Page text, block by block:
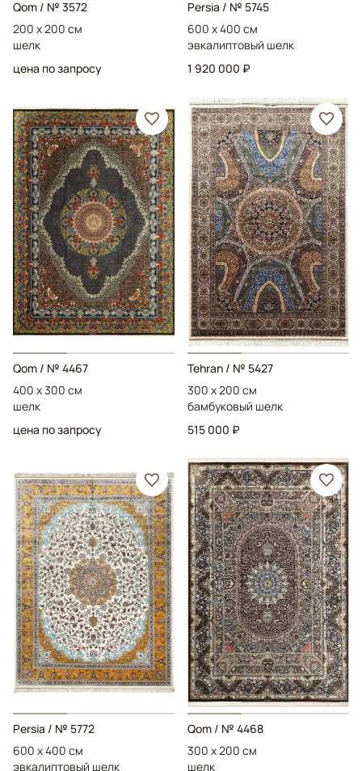
Qom / № 3572
200 x 200 см
шелк
цена по запросу
Persia / № 5745
600 x 400 см
эвкалиптовый шелк
1 920 000 ₽
Qom / № 4467
400 x 300 см
шелк
цена по запросу
Tehran / № 5427
300 x 200 см
бамбуковый шелк
515 000 ₽
Persia / № 5772
600 x 400 см
эвкалиптовый шелк
Qom / № 4468
300 x 200 см
шелк